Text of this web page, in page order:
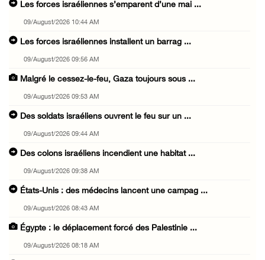
Les forces israéliennes s’emparent d’une mai ...
09/August/2026 10:44 AM
Les forces israéliennes installent un barrag ...
09/August/2026 09:56 AM
Malgré le cessez-le-feu, Gaza toujours sous ...
09/August/2026 09:53 AM
Des soldats israéliens ouvrent le feu sur un ...
09/August/2026 09:44 AM
Des colons israéliens incendient une habitat ...
09/August/2026 09:38 AM
États-Unis : des médecins lancent une campag ...
09/August/2026 08:43 AM
Égypte : le déplacement forcé des Palestinie ...
09/August/2026 08:18 AM